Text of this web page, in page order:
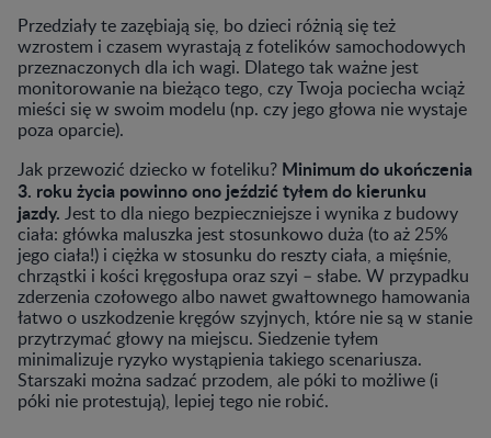
Przedziały te zazębiają się, bo dzieci różnią się też
wzrostem i czasem wyrastają z fotelików samochodowych
przeznaczonych dla ich wagi. Dlatego tak ważne jest
monitorowanie na bieżąco tego, czy Twoja pociecha wciąż
mieści się w swoim modelu (np. czy jego głowa nie wystaje
poza oparcie).
Jak przewozić dziecko w foteliku? Minimum do ukończenia
3. roku życia powinno ono jeździć tyłem do kierunku
jazdy. Jest to dla niego bezpieczniejsze i wynika z budowy
ciała: główka maluszka jest stosunkowo duża (to aż 25%
jego ciała!) i ciężka w stosunku do reszty ciała, a mięśnie,
chrząstki i kości kręgosłupa oraz szyi – słabe. W przypadku
zderzenia czołowego albo nawet gwałtownego hamowania
łatwo o uszkodzenie kręgów szyjnych, które nie są w stanie
przytrzymać głowy na miejscu. Siedzenie tyłem
minimalizuje ryzyko wystąpienia takiego scenariusza.
Starszaki można sadzać przodem, ale póki to możliwe (i
póki nie protestują), lepiej tego nie robić.